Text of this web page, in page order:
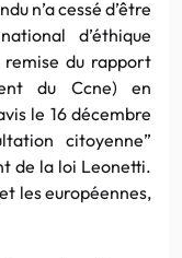
n’a cessé d’être
d’éthique
remise du rapport
du Ccne) en
le 16 décembre
citoyenne”
de la loi Leonetti.
les européennes,